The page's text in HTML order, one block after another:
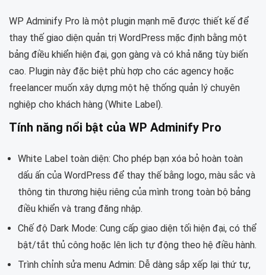
WP Adminify Pro là một plugin mạnh mẽ được thiết kế để
thay thế giao diện quản trị WordPress mặc định bằng một
bảng điều khiển hiện đại, gọn gàng và có khả năng tùy biến
cao. Plugin này đặc biệt phù hợp cho các agency hoặc
freelancer muốn xây dựng một hệ thống quản lý chuyên
nghiệp cho khách hàng (White Label).
Tính năng nổi bật của WP Adminify Pro
White Label toàn diện: Cho phép bạn xóa bỏ hoàn toàn
dấu ấn của WordPress để thay thế bằng logo, màu sắc và
thông tin thương hiệu riêng của mình trong toàn bộ bảng
điều khiển và trang đăng nhập.
Chế độ Dark Mode: Cung cấp giao diện tối hiện đại, có thể
bật/tắt thủ công hoặc lên lịch tự động theo hệ điều hành.
Trình chỉnh sửa menu Admin: Dễ dàng sắp xếp lại thứ tự,